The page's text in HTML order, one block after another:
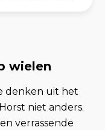
wielen
denken uit het
niet anders.
verrassende